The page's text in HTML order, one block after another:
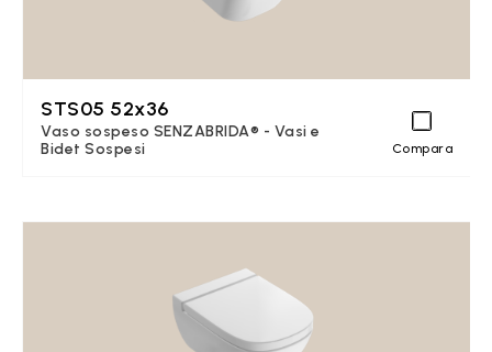
STS05 52x36
Vaso sospeso SENZABRIDA® - Vasi e
Bidet Sospesi
Compara